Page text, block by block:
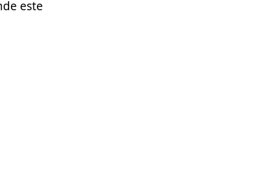
este